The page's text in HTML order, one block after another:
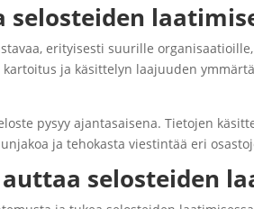
erityisesti suurille
ja käsittelyn laajuuden
pysyy ajantasaisena. Tietojen
ja tehokasta viestintää eri
selosteiden